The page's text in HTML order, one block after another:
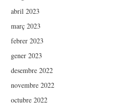
abril 2023
març 2023
febrer 2023
gener 2023
desembre 2022
novembre 2022
octubre 2022